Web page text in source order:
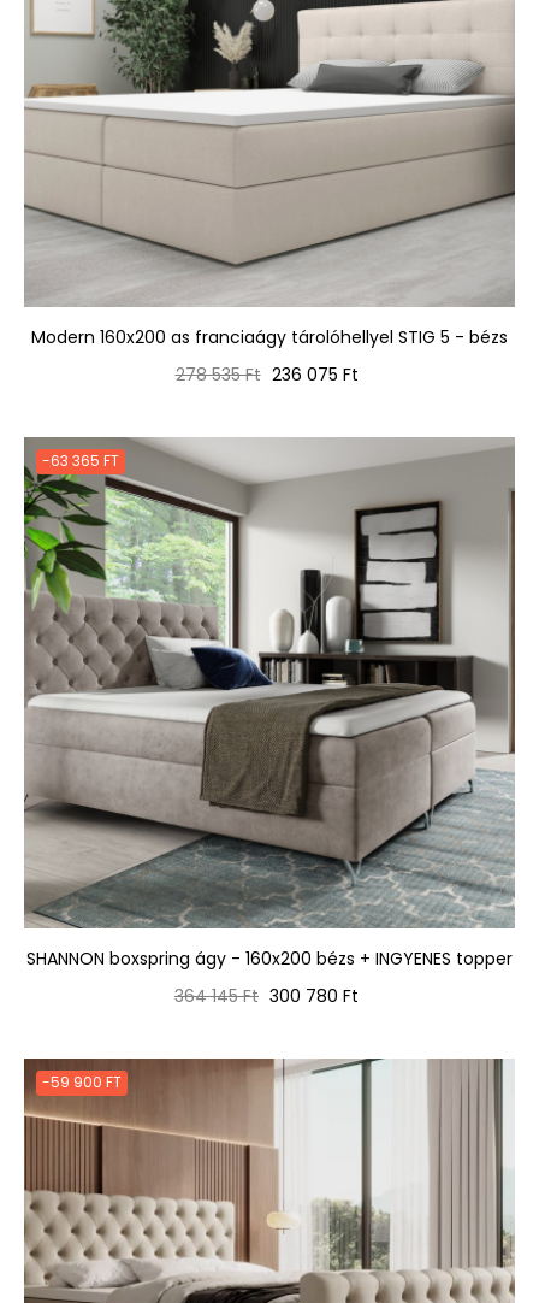
Modern 160x200 as franciaágy tárolóhellyel STIG 5 - bézs
Normál
278 535 Ft Ár
236 075 Ft
-63 365 FT
SHANNON boxspring ágy - 160x200 bézs + INGYENES topper
Normál
364 145 Ft Ár
300 780 Ft
-59 900 FT